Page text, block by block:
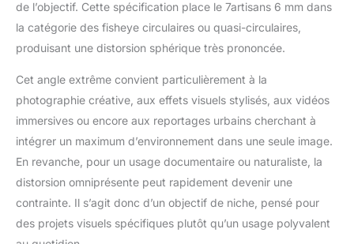
nettes et lumineuses,
et renforce l'effet
d'ambiance, ce qui le
rend idéal pour la
【Mise au point ultra-
rapprochée à 0,1 m】
Avec une distance de
mise au point minimale
l'objectif 7artisans 6
mm F2.0 permet de
réaliser facilement des
gros plans saisissants
de l’objectif. Cette spécification place le 7artisans 6 mm dans
la catégorie des fisheye circulaires ou quasi-circulaires,
produisant une distorsion sphérique très prononcée.
Cet angle extrême convient particulièrement à la
photographie créative, aux effets visuels stylisés, aux vidéos
immersives ou encore aux reportages urbains cherchant à
intégrer un maximum d’environnement dans une seule image.
En revanche, pour un usage documentaire ou naturaliste, la
distorsion omniprésente peut rapidement devenir une
contrainte. Il s’agit donc d’un objectif de niche, pensé pour
des projets visuels spécifiques plutôt qu’un usage polyvalent